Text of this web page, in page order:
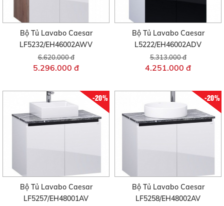
Bộ Tủ Lavabo Caesar
LF5232/EH46002AWV
6.620.000 đ
5.296.000 đ
Bộ Tủ Lavabo Caesar
L5222/EH46002ADV
5.313.000 đ
4.251.000 đ
-20%
Bộ Tủ Lavabo Caesar
LF5257/EH48001AV
-20%
Bộ Tủ Lavabo Caesar
LF5258/EH48002AV